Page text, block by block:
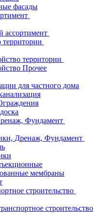
фасады
ассортимент
территории
территории
Прочее
для частного дома
Фундамент
Дренаж, Фундамент
мембраны
строительство
строительство